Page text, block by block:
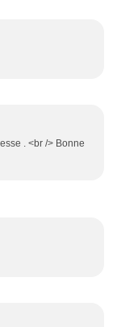
. <br /> Bonne